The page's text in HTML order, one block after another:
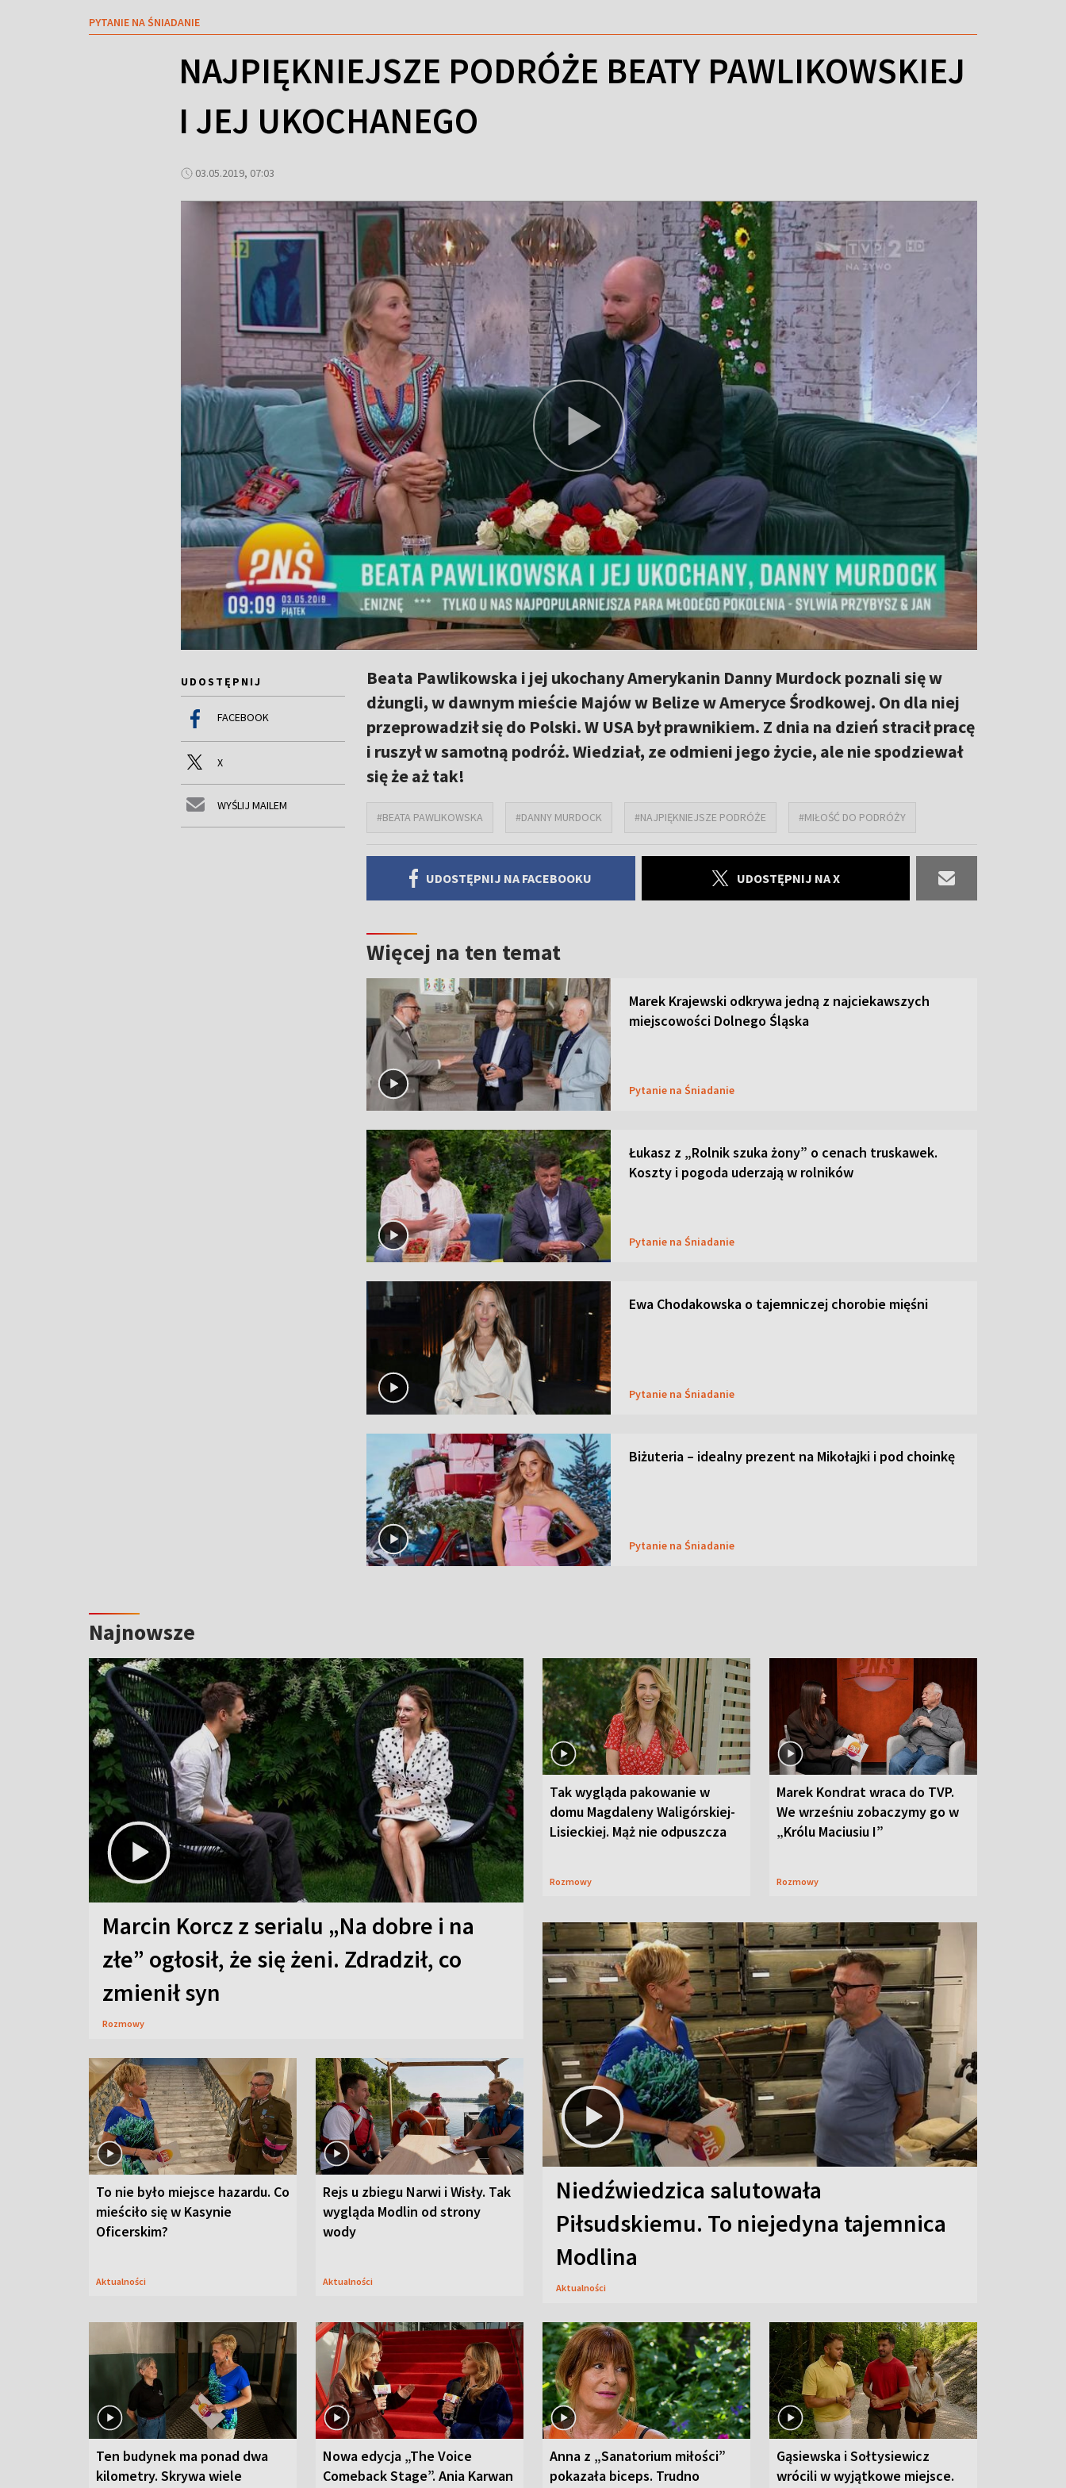
PYTANIE NA ŚNIADANIE
NAJPIĘKNIEJSZE PODRÓŻE BEATY PAWLIKOWSKIEJ
I JEJ UKOCHANEGO
03.05.2019, 07:03
UDOSTĘPNIJ
FACEBOOK
X
WYŚLIJ MAILEM
Beata Pawlikowska i jej ukochany Amerykanin Danny Murdock poznali się w
dżungli, w dawnym mieście Majów w Belize w Ameryce Środkowej. On dla niej
przeprowadził się do Polski. W USA był prawnikiem. Z dnia na dzień stracił pracę
i ruszył w samotną podróż. Wiedział, ze odmieni jego życie, ale nie spodziewał
się że aż tak!
#BEATA PAWLIKOWSKA #DANNY MURDOCK #NAJPIĘKNIEJSZE PODRÓŻE #MIŁOŚĆ DO PODRÓŻY
UDOSTĘPNIJ NA FACEBOOKU UDOSTĘPNIJ NA X
Więcej na ten temat
Marek Krajewski odkrywa jedną z najciekawszych
miejscowości Dolnego Śląska
Pytanie na Śniadanie
Łukasz z „Rolnik szuka żony” o cenach truskawek.
Koszty i pogoda uderzają w rolników
Pytanie na Śniadanie
Ewa Chodakowska o tajemniczej chorobie mięśni
Pytanie na Śniadanie
Biżuteria – idealny prezent na Mikołajki i pod choinkę
Pytanie na Śniadanie
Najnowsze
Marcin Korcz z serialu „Na dobre i na
złe” ogłosił, że się żeni. Zdradził, co
zmienił syn
Rozmowy
Tak wygląda pakowanie w
domu Magdaleny Waligórskiej-
Lisieckiej. Mąż nie odpuszcza
Rozmowy
Marek Kondrat wraca do TVP.
We wrześniu zobaczymy go w
„Królu Maciusiu I”
Rozmowy
To nie było miejsce hazardu. Co
mieściło się w Kasynie
Oficerskim?
Aktualności
Rejs u zbiegu Narwi i Wisły. Tak
wygląda Modlin od strony
wody
Aktualności
Niedźwiedzica salutowała
Piłsudskiemu. To niejedyna tajemnica
Modlina
Aktualności
Ten budynek ma ponad dwa
kilometry. Skrywa wiele
Nowa edycja „The Voice
Comeback Stage”. Ania Karwan
Anna z „Sanatorium miłości”
pokazała biceps. Trudno
Gąsiewska i Sołtysiewicz
wrócili w wyjątkowe miejsce.